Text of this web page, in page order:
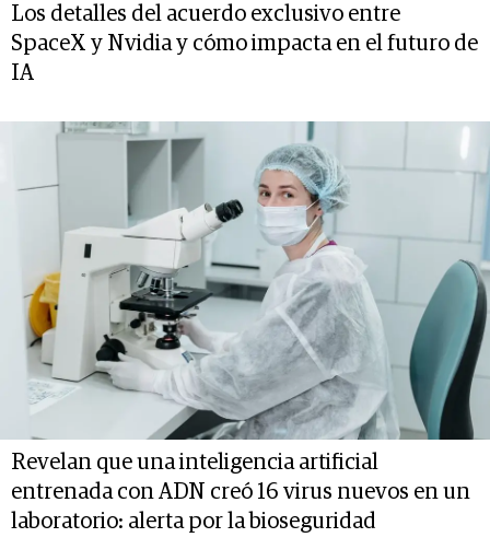
Los detalles del acuerdo exclusivo entre
SpaceX y Nvidia y cómo impacta en el futuro de
IA
Revelan que una inteligencia artificial
entrenada con ADN creó 16 virus nuevos en un
laboratorio: alerta por la bioseguridad